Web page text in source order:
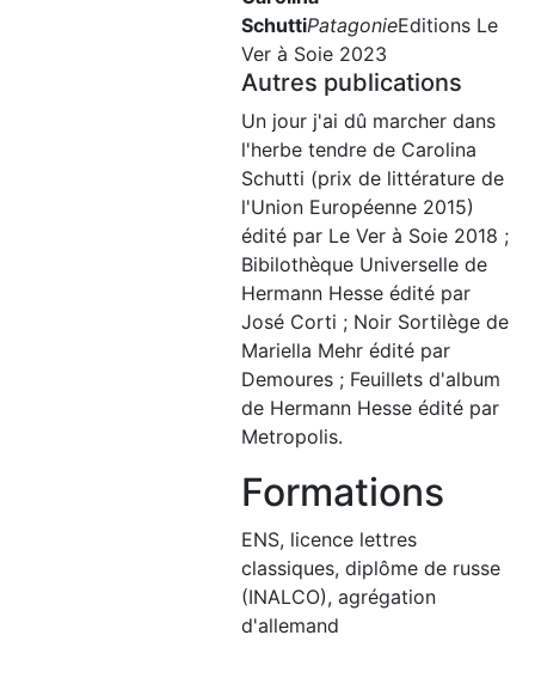
SchuttiPatagonieEditions Le
Ver à Soie 2023
Autres publications
Un jour j'ai dû marcher dans
l'herbe tendre de Carolina
Schutti (prix de littérature de
l'Union Européenne 2015)
édité par Le Ver à Soie 2018 ;
Bibilothèque Universelle de
Hermann Hesse édité par
José Corti ; Noir Sortilège de
Mariella Mehr édité par
Demoures ; Feuillets d'album
de Hermann Hesse édité par
Metropolis.
Formations
ENS, licence lettres
classiques, diplôme de russe
(INALCO), agrégation
d'allemand